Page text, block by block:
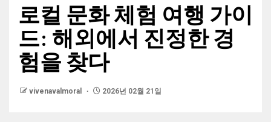
로컬 문화 체험 여행 가이
드: 해외에서 진정한 경
험을 찾다
vivenavalmoral 2026년 02월 21일